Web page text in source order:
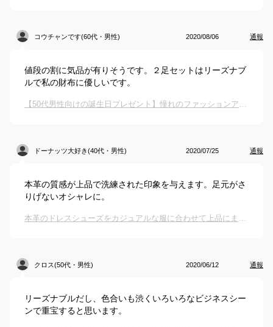
コウチャンです(60代・男性) 2020/08/06 通報
値段の割に気品が有りそうです。２足セットはリーズナブ
ルで私の財布に優しいです。
【50代男性向けの誕生日プレゼント】憧れのファッションアイテムのおすすめを教えて！【予算50,000円】
ドーナッツ大好き(40代・男性) 2020/07/25 通報
本革の質感が上品で洗練された印象を与えます。足元がさ
りげないオシャレに。
本革のドレスシューズをカジュアルな服に合わせて上品にまとめる
クロス(50代・男性) 2020/06/12 通報
リーズナブルだし、色合いも渋くいろいろなビジネスシー
ンで重宝すると思います。